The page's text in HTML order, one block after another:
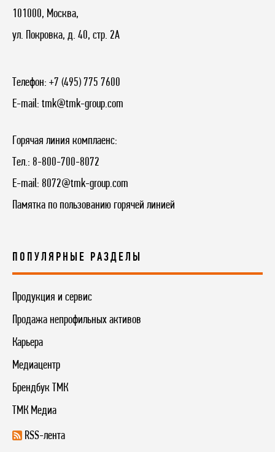
101000, Москва,
ул. Покровка, д. 40, стр. 2А
Телефон: +7 (495) 775 7600
E-mail: tmk@tmk-group.com
Горячая линия комплаенс:
Тел.: 8-800-700-8072
E-mail: 8072@tmk-group.com
Памятка по пользованию горячей линией
ПОПУЛЯРНЫЕ РАЗДЕЛЫ
Продукция и сервис
Продажа непрофильных активов
Карьера
Медиацентр
Брендбук ТМК
ТМК Медиа
RSS-лента